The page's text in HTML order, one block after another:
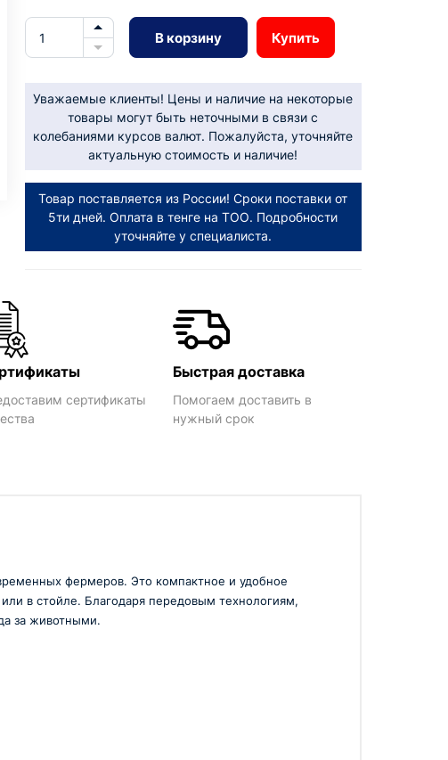
В корзину Купить
Уважаемые клиенты! Цены и наличие на некоторые
товары могут быть неточными в связи с
колебаниями курсов валют. Пожалуйста, уточняйте
актуальную стоимость и наличие!
Товар поставляется из России! Сроки поставки от
5ти дней. Оплата в тенге на ТОО. Подробности
уточняйте у специалиста.
сертификаты
Быстрая доставка
Помогаем доставить в
нужный срок
фермеров. Это компактное и удобное
в стойле. Благодаря передовым технологиям,
за животными.